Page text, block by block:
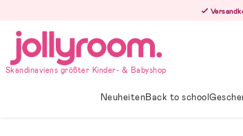
innehållet
Skandinaviens größter Kinder- & Babyshop
NeuheitenBack to school